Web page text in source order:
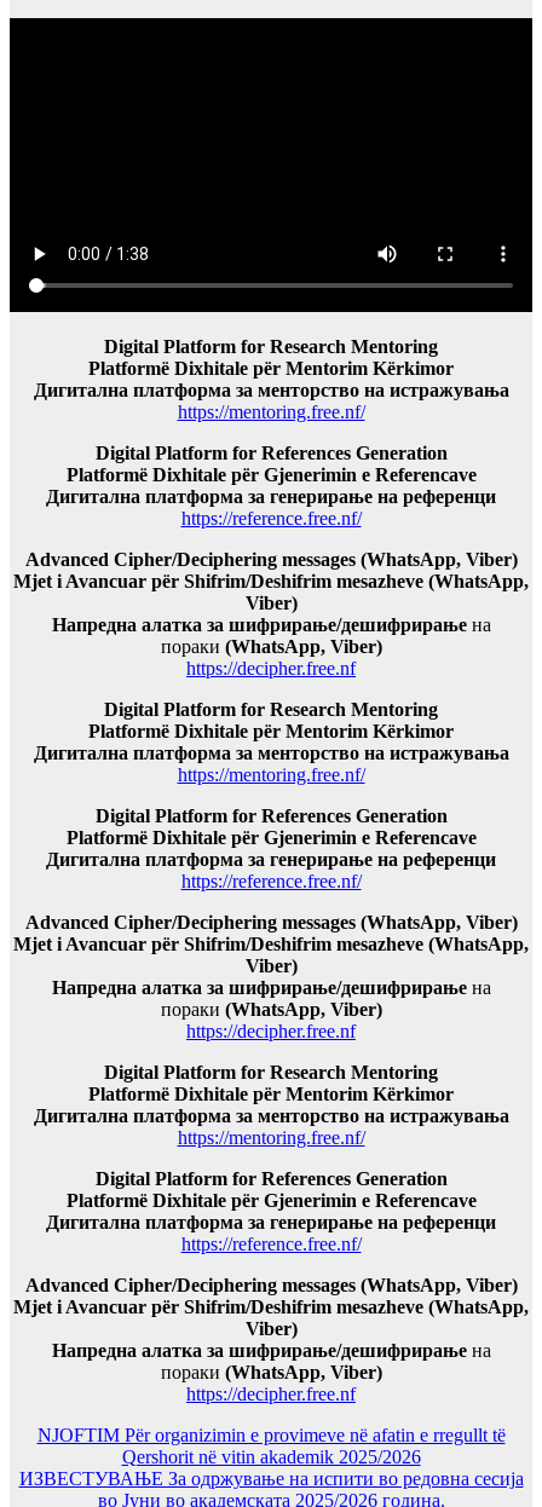
Digital Platform for Research Mentoring
Platformë Dixhitale për Mentorim Kërkimor
Дигитална платформа за менторство на истражувања
https://mentoring.free.nf/
Digital Platform for References Generation
Platformë Dixhitale për Gjenerimin e Referencave
Дигитална платформа за генерирање на референци
https://reference.free.nf/
Advanced Cipher/Deciphering messages (WhatsApp, Viber)
Mjet i Avancuar për Shifrim/Deshifrim mesazheve (WhatsApp,
Viber)
Напредна алатка за шифрирање/дешифрирањена
пораки (WhatsApp, Viber)
https://decipher.free.nf
Digital Platform for Research Mentoring
Platformë Dixhitale për Mentorim Kërkimor
Дигитална платформа за менторство на истражувања
https://mentoring.free.nf/
Digital Platform for References Generation
Platformë Dixhitale për Gjenerimin e Referencave
Дигитална платформа за генерирање на референци
https://reference.free.nf/
Advanced Cipher/Deciphering messages (WhatsApp, Viber)
Mjet i Avancuar për Shifrim/Deshifrim mesazheve (WhatsApp,
Viber)
Напредна алатка за шифрирање/дешифрирањена
пораки (WhatsApp, Viber)
https://decipher.free.nf
Digital Platform for Research Mentoring
Platformë Dixhitale për Mentorim Kërkimor
Дигитална платформа за менторство на истражувања
https://mentoring.free.nf/
Digital Platform for References Generation
Platformë Dixhitale për Gjenerimin e Referencave
Дигитална платформа за генерирање на референци
https://reference.free.nf/
Advanced Cipher/Deciphering messages (WhatsApp, Viber)
Mjet i Avancuar për Shifrim/Deshifrim mesazheve (WhatsApp,
Viber)
Напредна алатка за шифрирање/дешифрирањена
пораки (WhatsApp, Viber)
https://decipher.free.nf
NJOFTIM Për organizimin e provimeve në afatin e rregullt të
Qershorit në vitin akademik 2025/2026
ИЗВЕСТУВАЊЕ За одржување на испити во редовна сесија
во Јуни во академската 2025/2026 година.